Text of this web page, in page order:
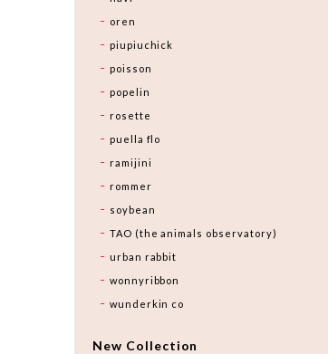
oren
piupiuchick
poisson
popelin
rosette
puella flo
ramijini
rommer
soybean
TAO (the animals observatory)
urban rabbit
wonnyribbon
wunderkin co
New Collection